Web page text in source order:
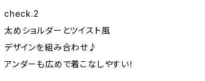
check.2
太めショルダーとツイスト風
デザインを組み合わせ♪
アンダーも広めで着こなしやすい！